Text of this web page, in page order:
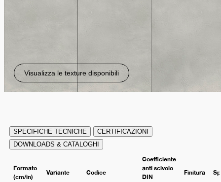
Visualizza le texture disponibili
SPECIFICHE TECNICHE
CERTIFICAZIONI
DOWNLOADS & CATALOGHI
Formato
(cm/in)
Variante Codice
Coefficiente
anti scivolo
DIN
Finitura